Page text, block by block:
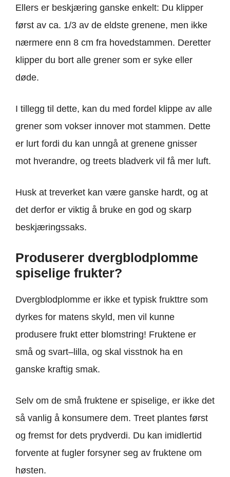
Ellers er beskjæring ganske enkelt: Du klipper
først av ca. 1/3 av de eldste grenene, men ikke
nærmere enn 8 cm fra hovedstammen. Deretter
klipper du bort alle grener som er syke eller
døde.
I tillegg til dette, kan du med fordel klippe av alle
grener som vokser innover mot stammen. Dette
er lurt fordi du kan unngå at grenene gnisser
mot hverandre, og treets bladverk vil få mer luft.
Husk at treverket kan være ganske hardt, og at
det derfor er viktig å bruke en god og skarp
beskjæringssaks.
Produserer dvergblodplomme
spiselige frukter?
Dvergblodplomme er ikke et typisk frukttre som
dyrkes for matens skyld, men vil kunne
produsere frukt etter blomstring! Fruktene er
små og svart–lilla, og skal visstnok ha en
ganske kraftig smak.
Selv om de små fruktene er spiselige, er ikke det
så vanlig å konsumere dem. Treet plantes først
og fremst for dets prydverdi. Du kan imidlertid
forvente at fugler forsyner seg av fruktene om
høsten.